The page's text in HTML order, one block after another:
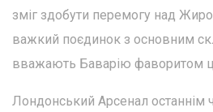
зміг здобути перемогу над
важкий поєдинок з основним
вважають Баварію фаворитом
Лондонський Арсенал останнім